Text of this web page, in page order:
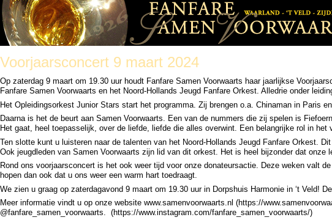
Voorjaarsconcert 9 maart 2024
Op zaterdag 9 maart om 19.30 uur houdt Fanfare Samen Voorwaarts haar jaarlijkse
Fanfare Samen Voorwaarts en het Noord-Hollands Jeugd Fanfare Orkest. Alledrie onder
Het Opleidingsorkest Junior Stars start het programma. Zij brengen o.a. Chinaman in Paris
Daarna is het de beurt aan Samen Voorwaarts. Een van de nummers die zij spelen is
Het gaat, heel toepasselijk, over de liefde, liefde die alles overwint. Een belangrijke rol in
Ten slotte kunt u luisteren naar de talenten van het Noord-Hollands Jeugd Fanfare Orkest.
Ook jeugdleden van Samen Voorwaarts zijn lid van dit orkest. Het is heel bijzonder dat
Rond ons voorjaarsconcert is het ook weer tijd voor onze donateursactie. Deze weken valt
hopen dan ook dat u ons weer een warm hart toedraagt.
We zien u graag op zaterdagavond 9 maart om 19.30 uur in Dorpshuis Harmonie in ‘t Veld!
Meer informatie vindt u op onze website www.samenvoorwaarts.nl (https://
@fanfare_samen_voorwaarts. (https://www.instagram.com/fanfare_samen_voorwaarts/)